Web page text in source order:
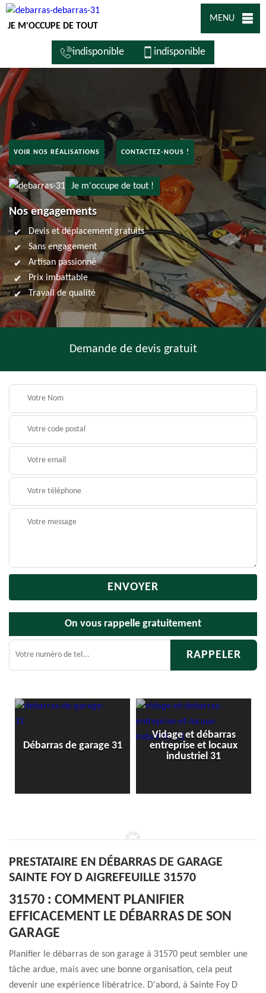
JE M'OCCUPE DE TOUT
MENU
indisponible indisponible
VOIR NOS RÉALISATIONS CONTACTEZ-NOUS !
Je m'occupe de tout !
Nos engagements
Devis et déplacement gratuits
Sans engagement
Artisan passionné
Prix imbattable
Travail de qualité
Demande de devis gratuit
On vous rappelle gratuitement
de garage 31
Vidage et débarras
entreprise et locaux
Débarras de
cave
PRESTATAIRE EN DÉBARRAS DE GARAGE
SAINTE FOY D AIGREFEUILLE 31570
31570 : COMMENT PLANIFIER
EFFICACEMENT LE DÉBARRAS DE SON
GARAGE
Planifier le débarras de son garage à 31570 peut sembler une
tâche ardue, mais avec une bonne organisation, cela peut
devenir une expérience libératrice. D'abord, à Sainte Foy D